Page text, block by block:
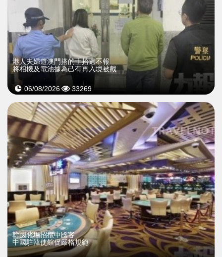
​港人夫婦遊澳門搭的士拾遺不報
將相機及電池據為己有再入境被截
06/08/2026 33269
韓國賭場招攬中國客
中國駐韓使館促嚴格規範